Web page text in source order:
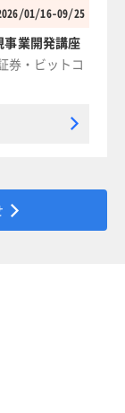
01/16-09/25
業開発講座
券・ビットコ